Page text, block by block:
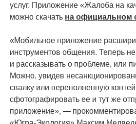
услуг. Приложение «Жалоба на
можно скачать на официальном
«Мобильное приложение
инструментов общения. Теперь
и рассказывать о проблеме, или
Можно, увидев
свалку или переполненную
сфотографировать ее и тут же
приложение», —